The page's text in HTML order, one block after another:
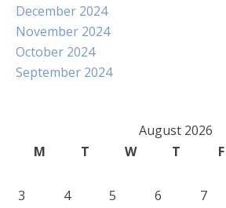
December 2024
November 2024
October 2024
September 2024
August 2026
M
T W T F
3
4 5 6 7